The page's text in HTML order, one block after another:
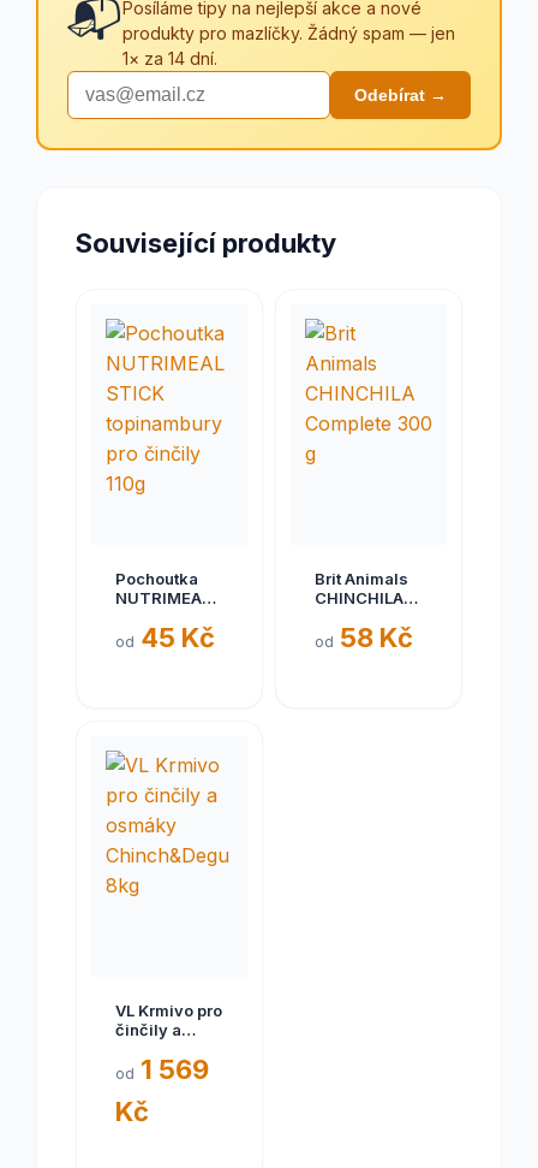
📬Posíláme tipy na nejlepší akce a nové
produkty pro mazlíčky. Žádný spam — jen
1× za 14 dní.
Odebírat →
Související produkty
Pochoutka
NUTRIMEAL
topinambury
od 45 Kč
Brit Animals
CHINCHILA
300 g
od 58 Kč
VL Krmivo pro
činčily a
Chinch&Degu
od 1 569
Kč